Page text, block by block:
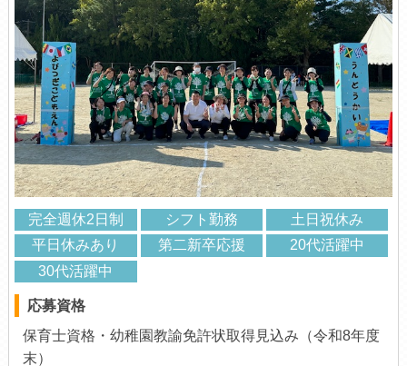
完全週休2日制 シフト勤務
土日祝休み
平日休みあり
第二新卒応援
20代活躍中
30代活躍中
応募資格
保育士資格・幼稚園教諭免許状取得見込み（令和8年度
末）